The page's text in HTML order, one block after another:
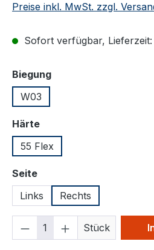
Preise inkl. MwSt. zzgl.
Sofort verfügbar, Lieferzeit:
Biegungauswählen
W03
Härteauswählen
55 Flex
Seiteauswählen
Links
Rechts
Produkt Anzahl: Gib
Stück